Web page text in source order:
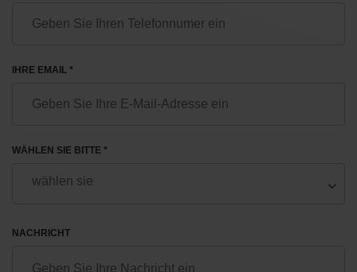
IHRE EMAIL *
WÄHLEN SIE BITTE *
NACHRICHT